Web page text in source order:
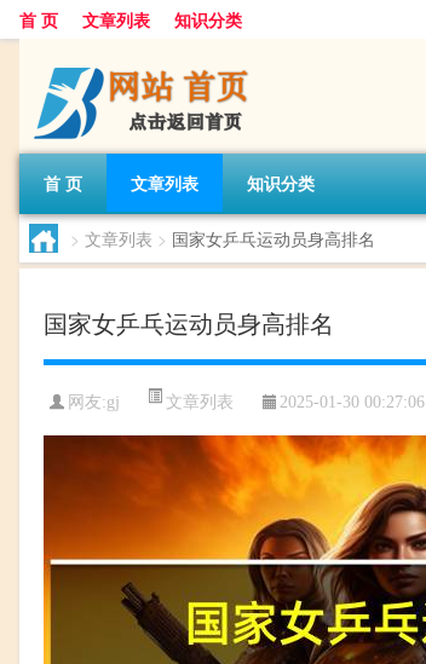
首 页 文章列表 知识分类
首 页 文章列表 知识分类
> 文章列表 > 国家女乒乓运动员身高排名
国家女乒乓运动员身高排名
网友:gj 文章列表 2025-01-30 00:27:06